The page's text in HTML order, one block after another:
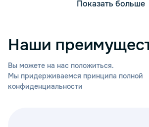
Показать больше
Наши
Вы можете на нас положиться.
Мы придерживаемся принципа полной
конфиденциальности